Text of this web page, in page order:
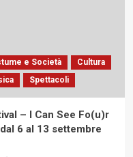
e Società
Cultura
Spettacoli
– I Can See Fo(u)r
6 al 13 settembre